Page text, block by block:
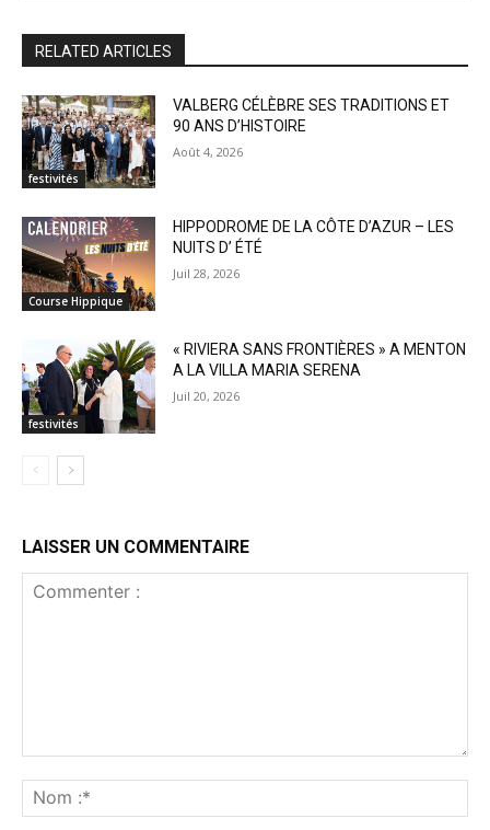
RELATED ARTICLES
festivités
VALBERG CÉLÈBRE SES TRADITIONS ET
90 ANS D’HISTOIRE
Août 4, 2026
Course Hippique
HIPPODROME DE LA CÔTE D’AZUR – LES
NUITS D’ ÉTÉ
Juil 28, 2026
festivités
« RIVIERA SANS FRONTIÈRES » A MENTON
A LA VILLA MARIA SERENA
Juil 20, 2026
LAISSER UN COMMENTAIRE
:*